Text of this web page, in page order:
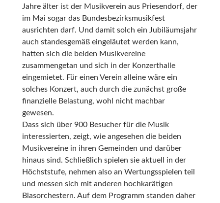
Jahre älter ist der Musikverein aus Priesendorf, der
im Mai sogar das Bundesbezirksmusikfest
ausrichten darf. Und damit solch ein Jubiläumsjahr
auch standesgemäß eingeläutet werden kann,
hatten sich die beiden Musikvereine
zusammengetan und sich in der Konzerthalle
eingemietet. Für einen Verein alleine wäre ein
solches Konzert, auch durch die zunächst große
finanzielle Belastung, wohl nicht machbar
gewesen.
Dass sich über 900 Besucher für die Musik
interessierten, zeigt, wie angesehen die beiden
Musikvereine in ihren Gemeinden und darüber
hinaus sind. Schließlich spielen sie aktuell in der
Höchststufe, nehmen also an Wertungsspielen teil
und messen sich mit anderen hochkarätigen
Blasorchestern. Auf dem Programm standen daher